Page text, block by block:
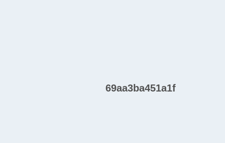
69aa3ba451a1f